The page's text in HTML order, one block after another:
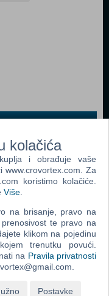
Switch)
Switch)
Edition (N)
Adventure (N)
kolačića
i obrađuje vaše
www.crovortex.com. Za
koristimo kolačiće.
Više
na brisanje, pravo na
te pravo na
klikom na pojedinu
trenutku povući.
na Pravila privatnosti
Postavke